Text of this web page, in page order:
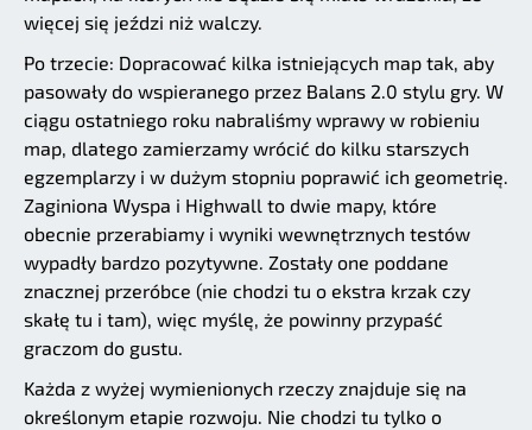
więcej się jeździ niż walczy.
Po trzecie: Dopracować kilka istniejących map tak, aby
pasowały do wspieranego przez Balans 2.0 stylu gry. W
ciągu ostatniego roku nabraliśmy wprawy w robieniu
map, dlatego zamierzamy wrócić do kilku starszych
egzemplarzy i w dużym stopniu poprawić ich geometrię.
Zaginiona Wyspa i Highwall to dwie mapy, które
obecnie przerabiamy i wyniki wewnętrznych testów
wypadły bardzo pozytywne. Zostały one poddane
znacznej przeróbce (nie chodzi tu o ekstra krzak czy
skałę tu i tam), więc myślę, że powinny przypaść
graczom do gustu.
Każda z wyżej wymienionych rzeczy znajduje się na
określonym etapie rozwoju. Nie chodzi tu tylko o